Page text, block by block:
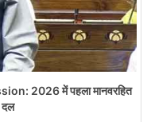
2026 में पहला मानवरहित
दल